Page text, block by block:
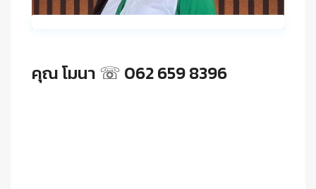
คุณ โมนา ☏ 062 659 8396